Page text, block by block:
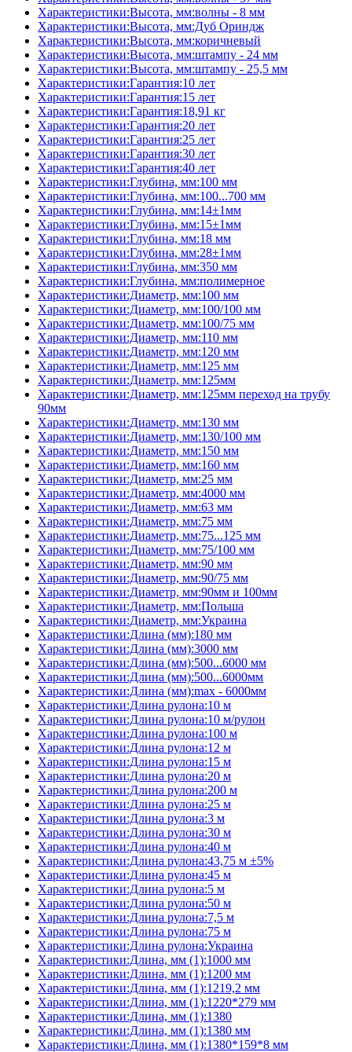
Характеристики:Высота, мм:волны - 8 мм
Характеристики:Высота, мм:Дуб Ориндж
Характеристики:Высота, мм:коричневый
Характеристики:Высота, мм:штампу - 24 мм
Характеристики:Высота, мм:штампу - 25,5 мм
Характеристики:Гарантия:10 лет
Характеристики:Гарантия:15 лет
Характеристики:Гарантия:18,91 кг
Характеристики:Гарантия:20 лет
Характеристики:Гарантия:25 лет
Характеристики:Гарантия:30 лет
Характеристики:Гарантия:40 лет
Характеристики:Глубина, мм:100 мм
Характеристики:Глубина, мм:100...700 мм
Характеристики:Глубина, мм:14±1мм
Характеристики:Глубина, мм:15±1мм
Характеристики:Глубина, мм:18 мм
Характеристики:Глубина, мм:28±1мм
Характеристики:Глубина, мм:350 мм
Характеристики:Глубина, мм:полимерное
Характеристики:Диаметр, мм:100 мм
Характеристики:Диаметр, мм:100/100 мм
Характеристики:Диаметр, мм:100/75 мм
Характеристики:Диаметр, мм:110 мм
Характеристики:Диаметр, мм:120 мм
Характеристики:Диаметр, мм:125 мм
Характеристики:Диаметр, мм:125мм
Характеристики:Диаметр, мм:125мм переход на трубу
90мм
Характеристики:Диаметр, мм:130 мм
Характеристики:Диаметр, мм:130/100 мм
Характеристики:Диаметр, мм:150 мм
Характеристики:Диаметр, мм:160 мм
Характеристики:Диаметр, мм:25 мм
Характеристики:Диаметр, мм:4000 мм
Характеристики:Диаметр, мм:63 мм
Характеристики:Диаметр, мм:75 мм
Характеристики:Диаметр, мм:75...125 мм
Характеристики:Диаметр, мм:75/100 мм
Характеристики:Диаметр, мм:90 мм
Характеристики:Диаметр, мм:90/75 мм
Характеристики:Диаметр, мм:90мм и 100мм
Характеристики:Диаметр, мм:Польша
Характеристики:Диаметр, мм:Украина
Характеристики:Длина (мм):180 мм
Характеристики:Длина (мм):3000 мм
Характеристики:Длина (мм):500...6000 мм
Характеристики:Длина (мм):500...6000мм
Характеристики:Длина (мм):max - 6000мм
Характеристики:Длина рулона:10 м
Характеристики:Длина рулона:10 м/рулон
Характеристики:Длина рулона:100 м
Характеристики:Длина рулона:12 м
Характеристики:Длина рулона:15 м
Характеристики:Длина рулона:20 м
Характеристики:Длина рулона:200 м
Характеристики:Длина рулона:25 м
Характеристики:Длина рулона:3 м
Характеристики:Длина рулона:30 м
Характеристики:Длина рулона:40 м
Характеристики:Длина рулона:43,75 м ±5%
Характеристики:Длина рулона:45 м
Характеристики:Длина рулона:5 м
Характеристики:Длина рулона:50 м
Характеристики:Длина рулона:7,5 м
Характеристики:Длина рулона:75 м
Характеристики:Длина рулона:Украина
Характеристики:Длина, мм (1):1000 мм
Характеристики:Длина, мм (1):1200 мм
Характеристики:Длина, мм (1):1219,2 мм
Характеристики:Длина, мм (1):1220*279 мм
Характеристики:Длина, мм (1):1380
Характеристики:Длина, мм (1):1380 мм
Характеристики:Длина, мм (1):1380*159*8 мм